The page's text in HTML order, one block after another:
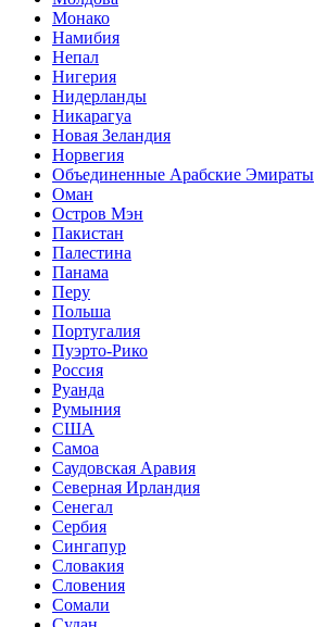
Монако
Намибия
Непал
Нигерия
Нидерланды
Никарагуа
Новая Зеландия
Норвегия
Объединенные Арабские Эмираты
Оман
Остров Мэн
Пакистан
Палестина
Панама
Перу
Польша
Португалия
Пуэрто-Рико
Россия
Руанда
Румыния
США
Самоа
Саудовская Аравия
Северная Ирландия
Сенегал
Сербия
Сингапур
Словакия
Словения
Сомали